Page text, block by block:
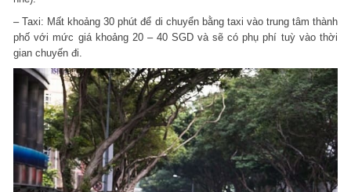
– Taxi: Mất khoảng 30 phút để di chuyển bằng taxi vào trung tâm thành
phố với mức giá khoảng 20 – 40 SGD và sẽ có phụ phí tuỳ vào thời
gian chuyến đi.